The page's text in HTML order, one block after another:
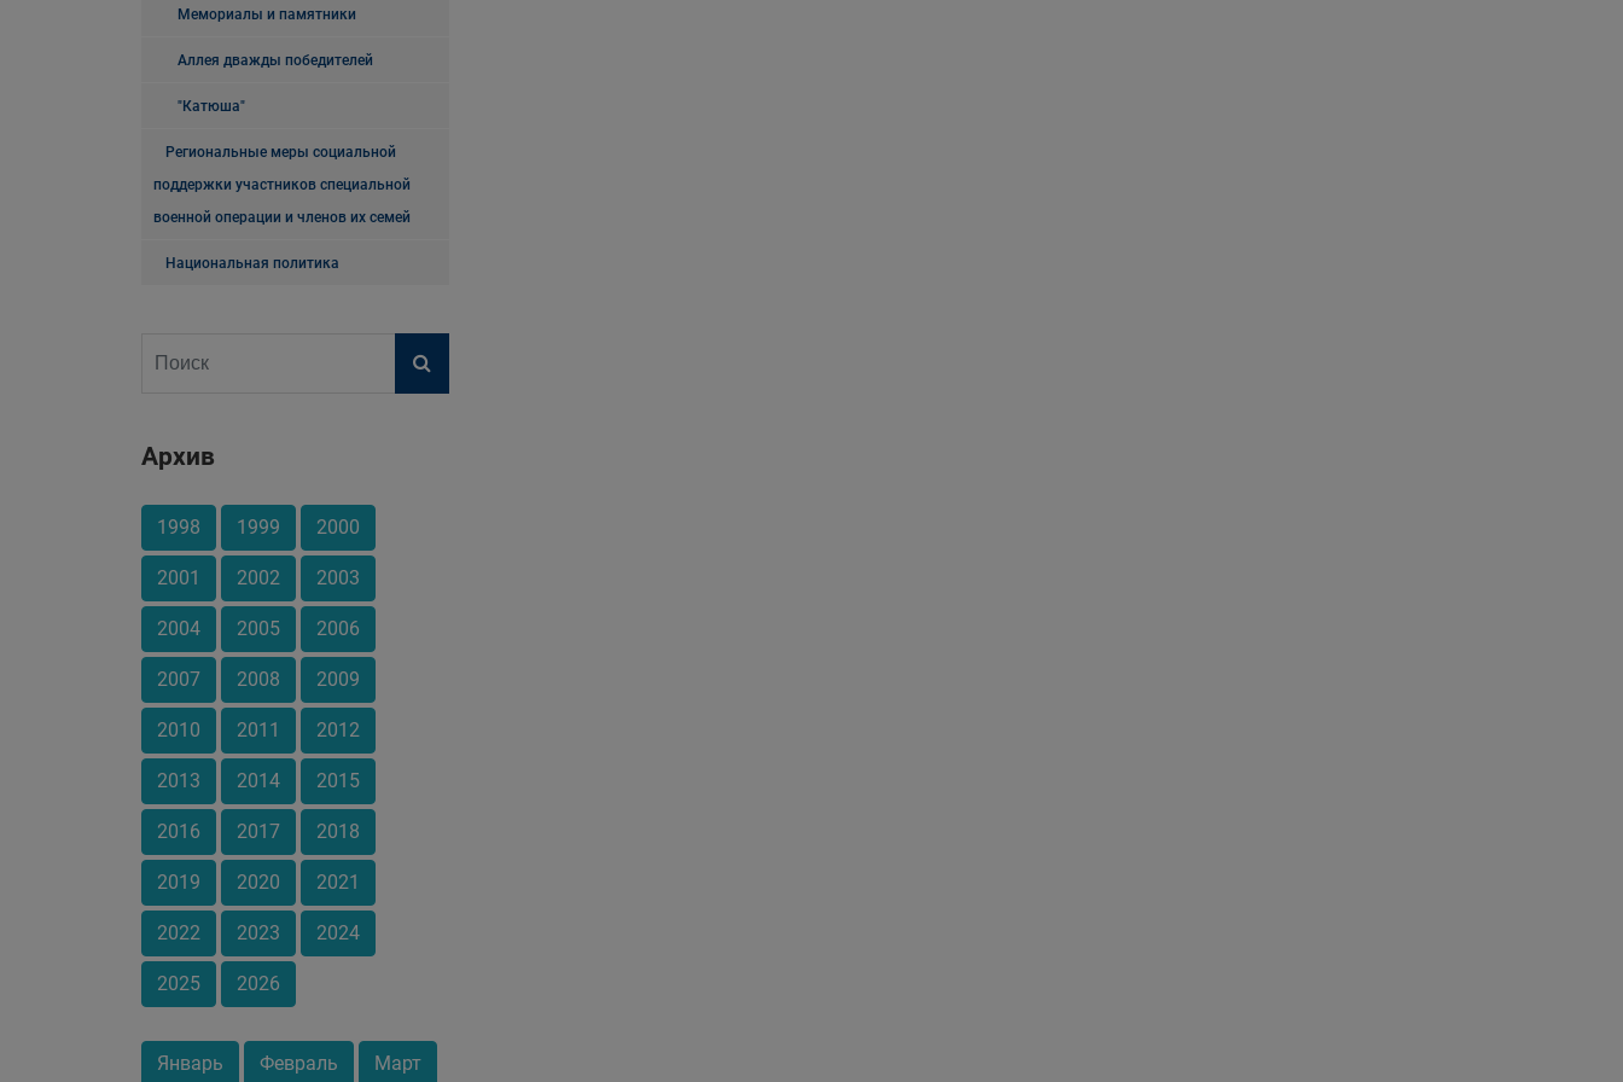
Мемориалы и памятники
Аллея дважды победителей
"Катюша"
Региональные меры социальной
поддержки участников специальной
военной операции и членов их семей
Национальная политика
Архив
1998 1999 2000
2001 2002 2003
2004 2005 2006
2007 2008 2009
2010 2011 2012
2013 2014 2015
2016 2017 2018
2019 2020 2021
2022 2023 2024
2025 2026
Январь Февраль Март